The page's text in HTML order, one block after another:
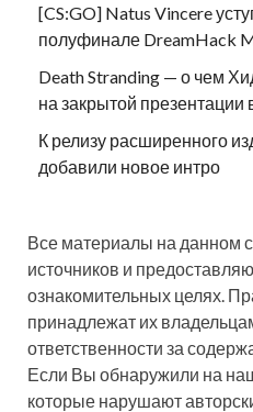
[CS:GO] Natus Vincere
полуфинале DreamHack
Death Stranding — о чем
на закрытой
К релизу расширенного
добавили новое интро
Все материалы на данном
источников и
ознакомительных целях.
принадлежат их
ответственности за
Если Вы обнаружили на
которые нарушают